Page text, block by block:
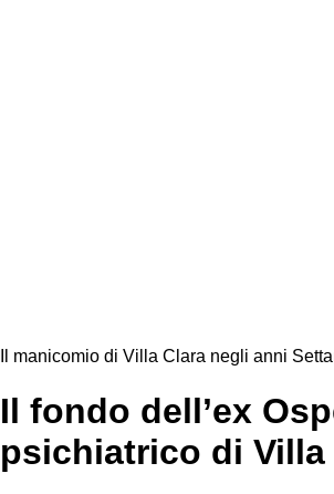
Il manicomio di Villa Clara negli anni
Il fondo dell’ex
psichiatrico di Villa